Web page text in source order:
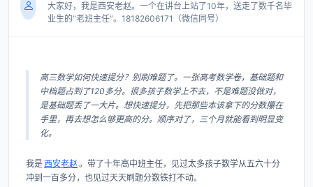
大家好，我是西安老赵。一个在讲台上站了10年，送走了数千名毕
业生的“老班主任”。18182606171（微信同号）
高三数学如何快速提分？别刷难题了。一张高考数学卷，基础题和
中档题占到了120多分。很多孩子数学上不去，不是难题没做对，
是基础题丢了一大片。想快速提分，先把那些本该拿下的分数攥在
手里，再去想怎么够更高的分。顺序对了，三个月就能看到明显变
化。
我是西安老赵 。带了十年高中班主任，见过太多孩子数学从五六十分
冲到一百多分，也见过天天刷题分数铁打不动。